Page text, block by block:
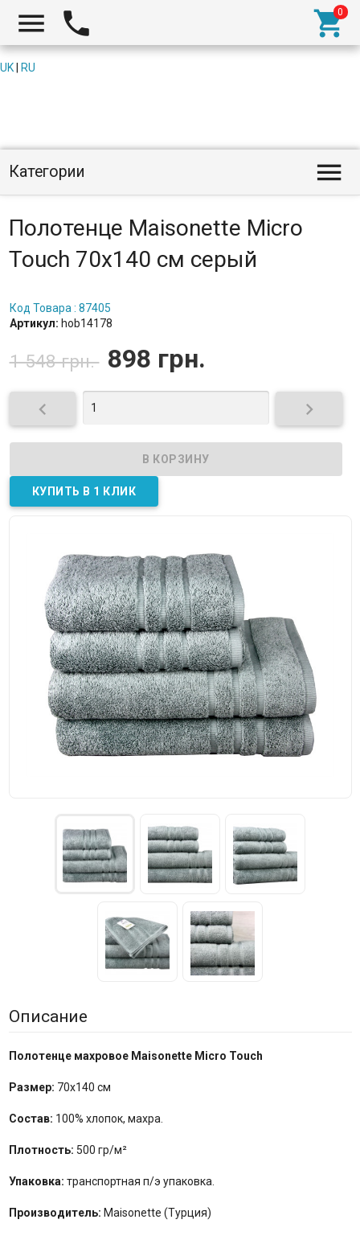
  
UK RU
Категории 
Полотенце Maisonette Micro
Touch 70х140 см серый
Код Товара : 87405
Артикул: hob14178
1 548 грн. 898 грн.
 
Описание
Полотенце махровое Maisonette Micro Touch
Размер: 70х140 см
Состав: 100% хлопок, махра.
Плотность: 500 гр/м²
Упаковка: транспортная п/э упаковка.
Производитель: Maisonette (Турция)